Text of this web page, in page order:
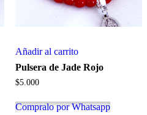
Añadir al carrito
Pulsera de Jade Rojo
$5.000
Compralo por Whatsapp